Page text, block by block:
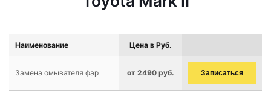
Наименование Цена в Руб.
Замена омывателя фар от 2490 руб. Записаться